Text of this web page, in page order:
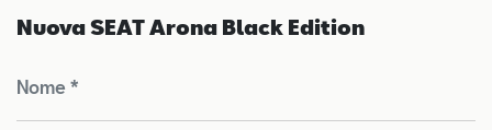
Nuova SEAT Arona Black Edition
Nome *